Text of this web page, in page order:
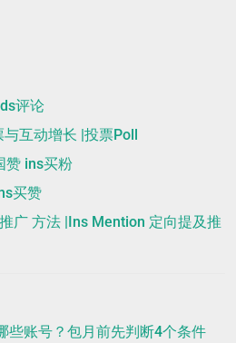
评论
互动增长 |投票Poll
赞 ins买粉
买赞
广 方法 |Ins Mention 定向提及推
些账号？包月前先判断4个条件